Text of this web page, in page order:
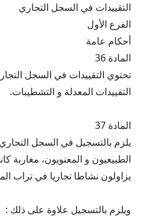
التقييدات في السجل التجاري
الفرع الأول
أحكام عامة
المادة 36
تحتوي التقييدات في السجل
التقييدات المعدلة و التشطيبات.
المادة 37
يلزم بالتسجيل في السجل
الطبيعيون و المعنويون، مغاربة
يزاولون نشاطا تجاريا في تراب
ويلزم بالتسجيل علاوة على ذلك :